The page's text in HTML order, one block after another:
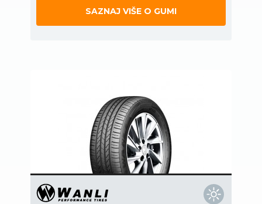
SAZNAJ VIŠE O GUMI